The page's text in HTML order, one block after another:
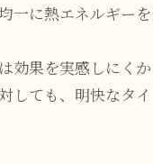
一に熱エネルギー
効果を実感しにく
しても、明快なタ